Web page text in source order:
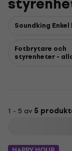
Soundking Enkel
Fotbrytare och
styrenheter -
1 - 5 av 5